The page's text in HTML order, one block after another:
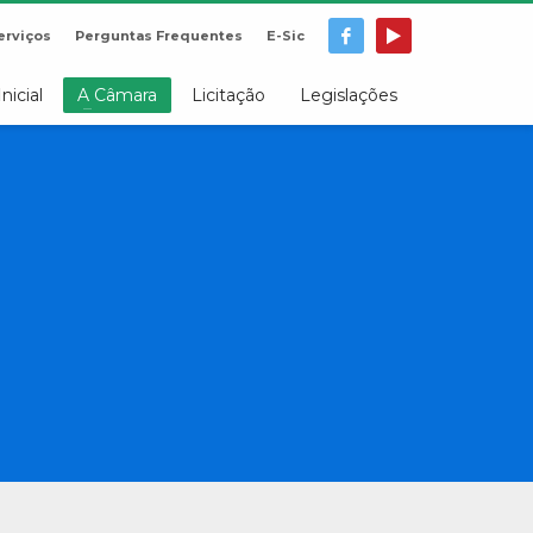
Perguntas Frequentes E-Sic
Inicial A Câmara Licitação Legislações